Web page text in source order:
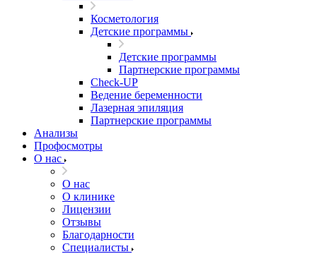
Косметология
Детские программы
Детские программы
Партнерские программы
Check-UP
Ведение беременности
Лазерная эпиляция
Партнерские программы
Анализы
Профосмотры
О нас
О нас
О клинике
Лицензии
Отзывы
Благодарности
Специалисты